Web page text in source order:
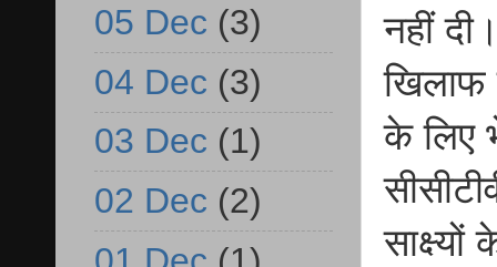
नहीं
खिलाफ
के लिए
05 Dec (3)
04 Dec (3)
03 Dec (1)
02 Dec (2)